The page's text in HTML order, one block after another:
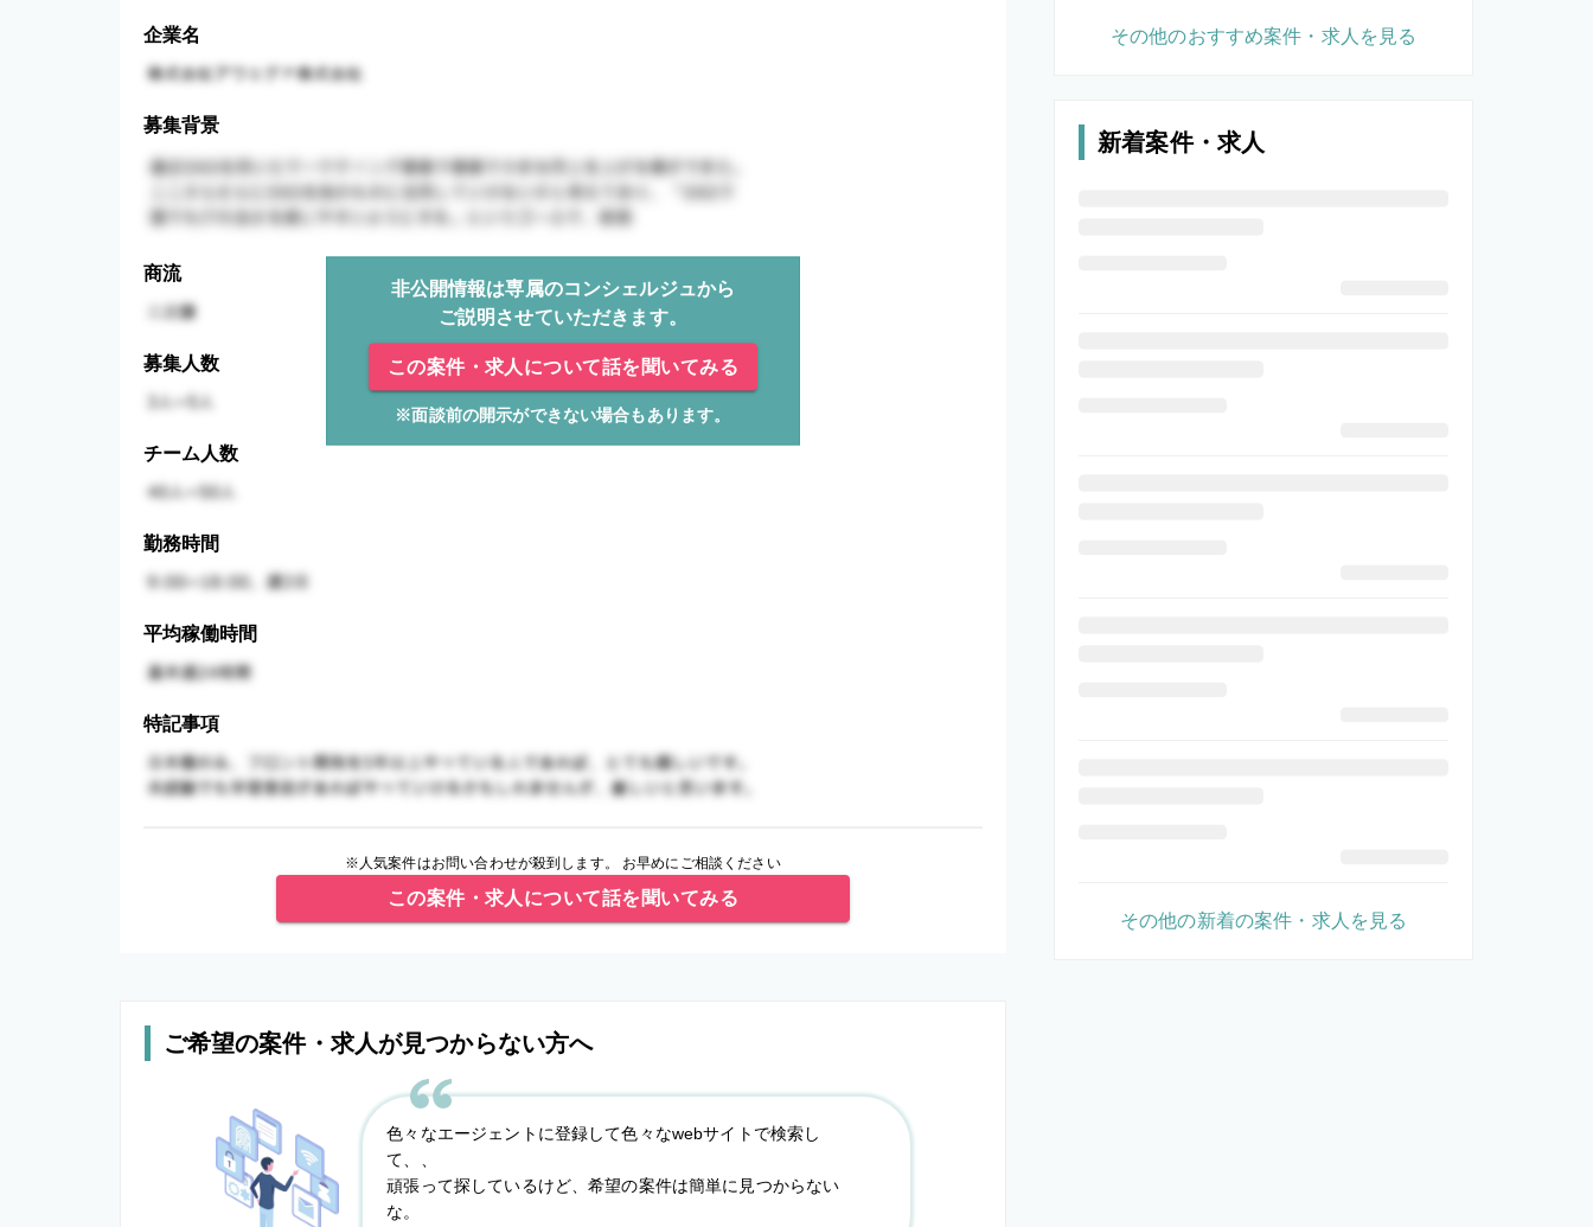
企業名
募集背景
商流
非公開情報は専属のコンシェルジュから
ご説明させていただきます。
この案件・求人について話を聞いてみる
※面談前の開示ができない場合もあります。
募集人数
チーム人数
勤務時間
平均稼働時間
特記事項
※人気案件はお問い合わせが殺到します。 お早めにご相談ください
この案件・求人について話を聞いてみる
ご希望の案件・求人が見つからない方へ
色々なエージェントに登録して色々なwebサイトで検索し
て、、
頑張って探しているけど、希望の案件は簡単に見つからない
な。
その他のおすすめ案件・求人を見る
新着案件・求人
その他の新着の案件・求人を見る